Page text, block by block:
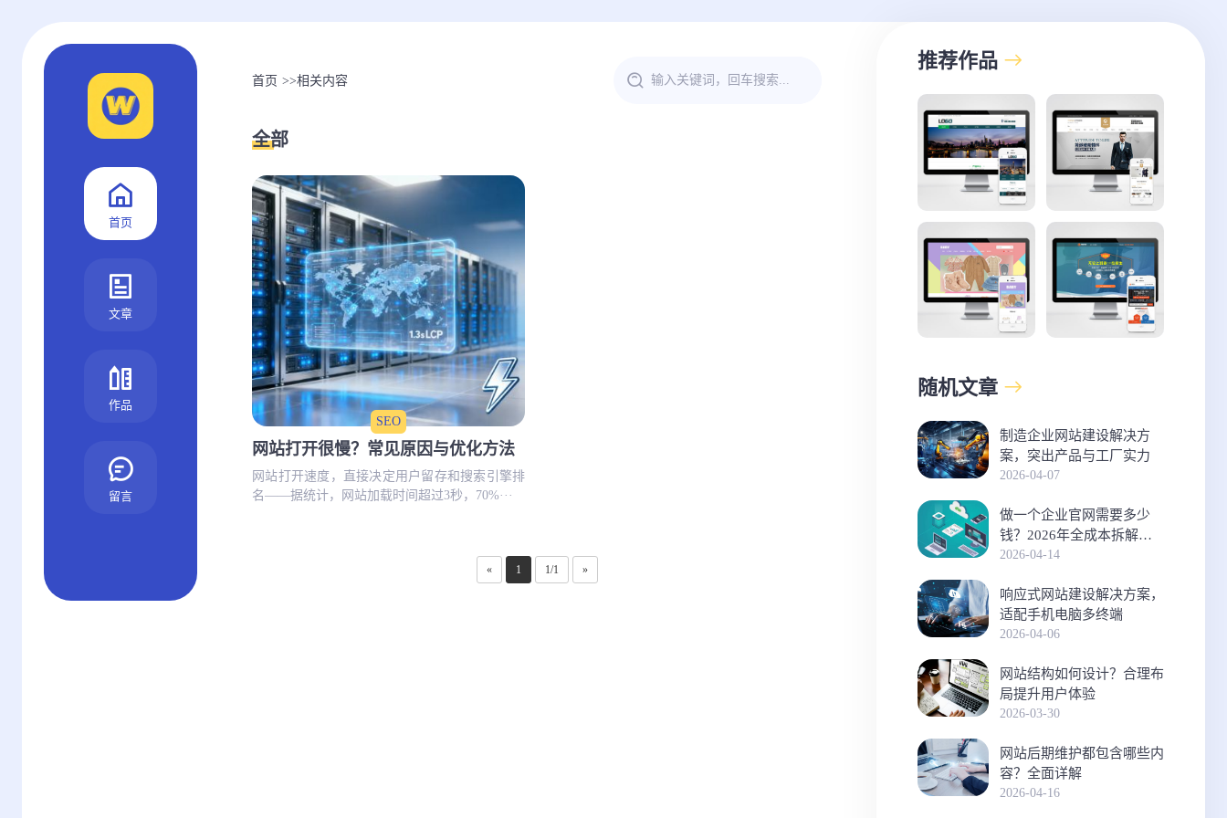
首页
文章
作品
留言
首页 >>相关内容
全部
SEO
网站打开很慢？常见原因与优化方法
网站打开速度，直接决定用户留存和搜索引擎排
名——据统计，网站加载时间超过3秒，70%···
« 1 1/1 »
推荐作品
随机文章
制造企业网站建设解决方
案，突出产品与工厂实力
2026-04-07
做一个企业官网需要多少
钱？2026年全成本拆解与
预算指南
2026-04-14
响应式网站建设解决方案，
适配手机电脑多终端
2026-04-06
网站结构如何设计？合理布
局提升用户体验
2026-03-30
网站后期维护都包含哪些内
容？全面详解
2026-04-16